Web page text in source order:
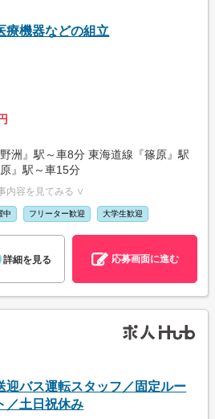
療機器などの組立
洲』駅～車8分 東海道線『篠原』駅
』駅～車15分
内容を見てみる ∨
中 フリーター歓迎 大学生歓迎
詳細を見る 応募画面に進む
迎バス運転スタッフ／固定ルー
ト／土日祝休み